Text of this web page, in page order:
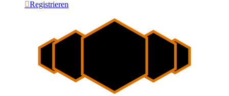
Registrieren